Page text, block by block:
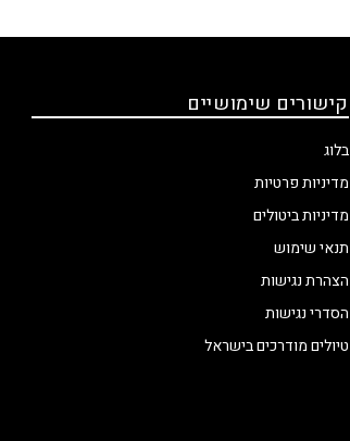
קישורים שימושיים
בלוג
מדיניות פרטיות
מדיניות ביטולים
תנאי שימוש
הצהרת נגישות
הסדרי נגישות
טיולים מודרכים בישראל